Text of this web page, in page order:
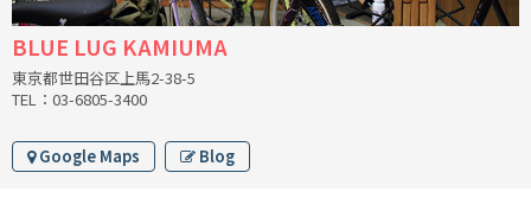
BLUE LUG KAMIUMA
東京都世田谷区上馬2-38-5
TEL：03-6805-3400
Google Maps Blog
FRANCES CYCLES
GEEKHOUSE BIKES